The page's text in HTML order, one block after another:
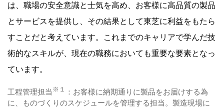
は、職場の安全意識と士気を高め、お客様に高品質の製品
とサービスを提供し、その結果として東芝に利益をもたら
すことだと考えています。これまでのキャリアで学んだ技
術的なスキルが、現在の職務においても重要な要素となっ
ています。
工程管理担当 ※１
：お客様に納期通りに製品をお届けする為
に、ものづくりのスケジュールを管理する担当。製造現場に